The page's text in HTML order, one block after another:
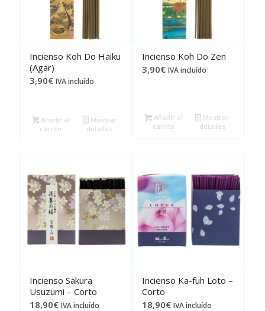
Incienso Koh Do Haiku
(Agar)
3,90€ IVA incluído
Añadir al
carrito
Mostrar
detalles
Incienso Koh Do Zen
3,90€ IVA incluído
Añadir al
carrito
Mostrar
detalles
Incienso Sakura
Usuzumi – Corto
18,90€ IVA incluído
Incienso Ka-fuh Loto –
Corto
18,90€ IVA incluído